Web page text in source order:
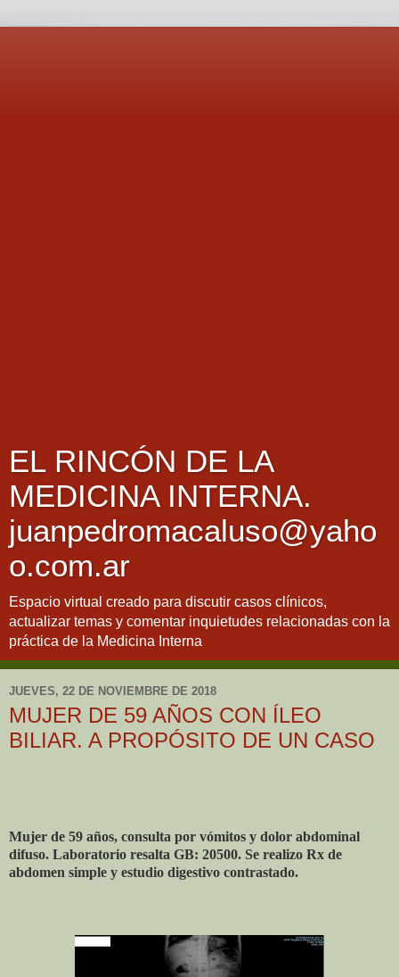
EL RINCÓN DE LA
MEDICINA INTERNA.
juanpedromacaluso@yaho
o.com.ar
Espacio virtual creado para discutir casos clínicos,
actualizar temas y comentar inquietudes relacionadas con la
práctica de la Medicina Interna
JUEVES, 22 DE NOVIEMBRE DE 2018
MUJER DE 59 AÑOS CON ÍLEO
BILIAR. A PROPÓSITO DE UN CASO
Mujer de 59 años, consulta por vómitos y dolor abdominal
difuso. Laboratorio resalta GB: 20500. Se realizo Rx de
abdomen simple y estudio digestivo contrastado.